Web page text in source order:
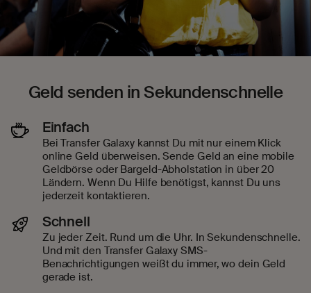
Geld senden in Sekundenschnelle
Einfach
Bei Transfer Galaxy kannst Du mit nur einem Klick
online Geld überweisen. Sende Geld an eine mobile
Geldbörse oder Bargeld-Abholstation in über 20
Ländern. Wenn Du Hilfe benötigst, kannst Du uns
jederzeit kontaktieren.
Schnell
Zu jeder Zeit. Rund um die Uhr. In Sekundenschnelle.
Und mit den Transfer Galaxy SMS-
Benachrichtigungen weißt du immer, wo dein Geld
gerade ist.